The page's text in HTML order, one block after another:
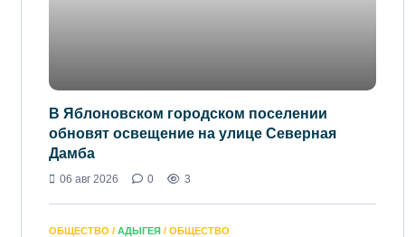
В Яблоновском городском поселении
обновят освещение на улице Северная
Дамба
06 авг 2026 0 3
ОБЩЕСТВО / АДЫГЕЯ / ОБЩЕСТВО